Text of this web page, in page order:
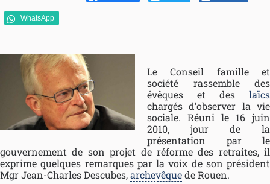
WhatsApp
Le Conseil famille et
société rassemble des
évêques et des laïcs
chargés d’observer la vie
sociale. Réuni le 16 juin
2010, jour de la
présentation par le
gouvernement de son projet de réforme des retraites, il
exprime quelques remarques par la voix de son président
Mgr Jean-Charles Descubes,archevêquede Rouen.